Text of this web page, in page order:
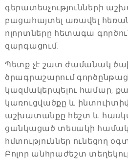
գերատեսչությունների
բացահայտել առավել
ոլորտները հետագա
զարգացում.
Պետք չէ շատ ժամանակ
ծրագրաշարում
կազմակերպելու համար,
կառուցվածքը և
աշխատանքը հեշտ և
ցանկացած տեսակի
հմտություններ ունեցող
Բոլոր անհրաժեշտ